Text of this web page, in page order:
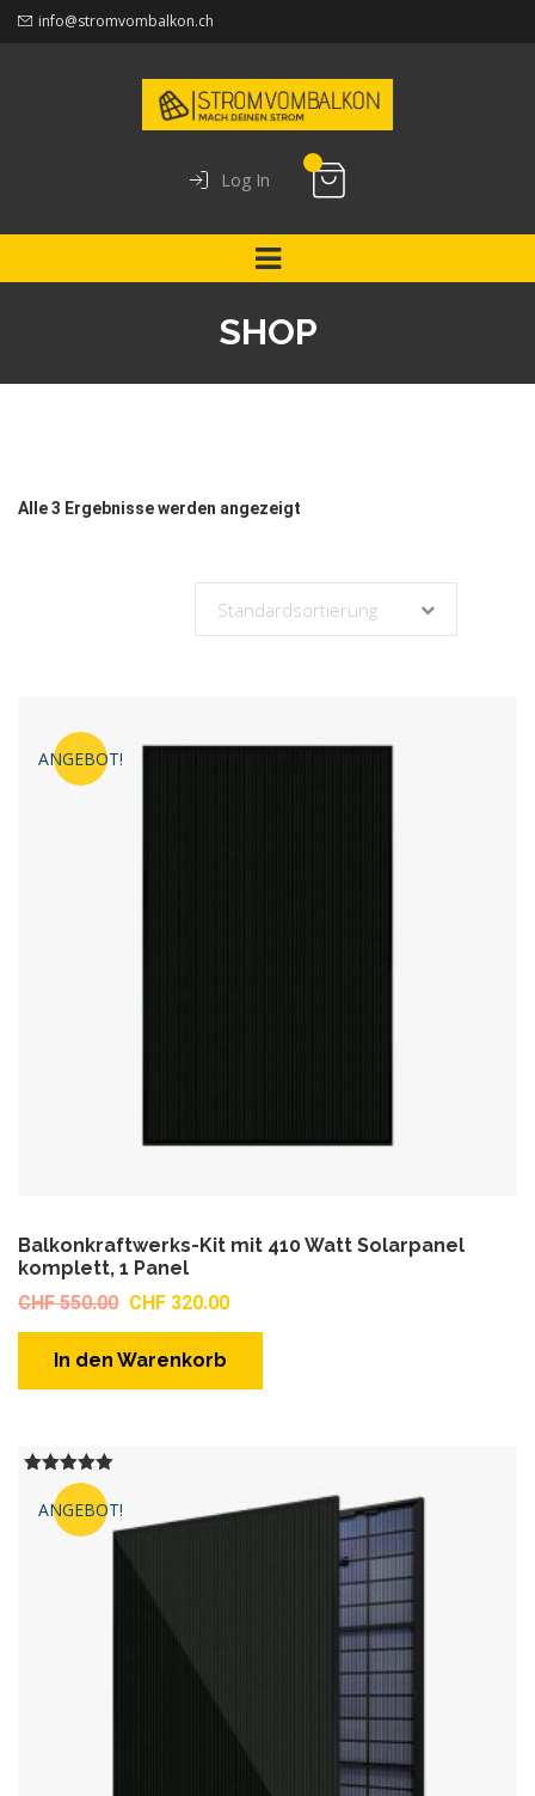
info@stromvombalkon.ch
Log In
SHOP
Alle 3 Ergebnisse werden angezeigt
Standardsortierung
ANGEBOT!
Balkonkraftwerks-Kit mit 410 Watt Solarpanel
komplett, 1 Panel
CHF550.00 Ursprünglicher
Preis
war:
CHF 550.00
CHF 320.00
Preis
CHF 320.00.
In den Warenkorb
ANGEBOT!
Bewertet
mit